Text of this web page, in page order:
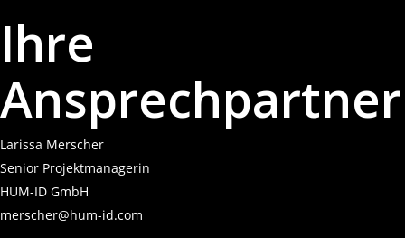
Ihre
Larissa Merscher
Senior Projektmanagerin
HUM-ID GmbH
merscher@hum-id.com